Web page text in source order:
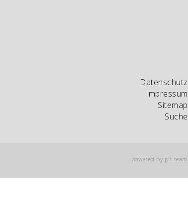
Datenschutz
Impressum
Sitemap
Suche
powered by pit team